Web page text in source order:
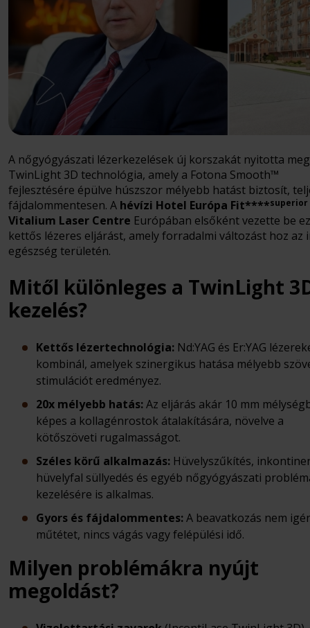
A nőgyógyászati lézerkezelések új korszakát nyitotta
TwinLight 3D technológia, amely a Fotona Smooth™
fejlesztésére épülve húszszor mélyebb hatást biztosít,
fájdalommentesen. A hévízi Hotel Európa Fit****superior
Vitalium Laser Centre Európában elsőként vezette be
kettős lézeres eljárást, amely forradalmi változást hoz az
egészség területén.
Mitől különleges a TwinLight
kezelés?
Kettős lézertechnológia: Nd:YAG és Er:YAG
kombinál, amelyek szinergikus hatása mélyebb
stimulációt eredményez.
20x mélyebb hatás:Az eljárás akár 10 mm
képes a kollagénrostok átalakítására, növelve a
kötőszöveti rugalmasságot.
Széles körű alkalmazás: Hüvelyszűkítés,
hüvelyfal süllyedés és egyéb nőgyógyászati
kezelésére is alkalmas.
Gyors és fájdalommentes:A beavatkozás nem
műtétet, nincs vágás vagy felépülési idő.
Milyen problémákra nyújt
megoldást?